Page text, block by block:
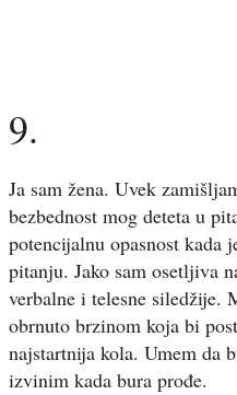
9.
Ja sam žena. Uvek
bezbednost mog deteta u
potencijalnu opasnost kada
pitanju. Jako sam osetljiva
verbalne i telesne siledžije.
obrnuto brzinom koja bi
najstartnija kola. Umem da
izvinim kada bura prođe.